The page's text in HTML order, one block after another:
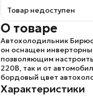
Товар недоступен
О товаре
Автохолодильник
он оснащен
позволяющим
220В, так и от
бордовый цвет
Характеристики